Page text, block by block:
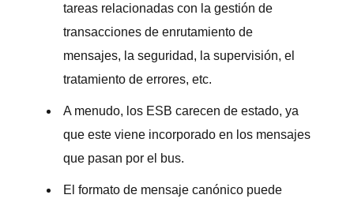
tareas relacionadas con la gestión de
transacciones de enrutamiento de
mensajes, la seguridad, la supervisión, el
tratamiento de errores, etc.
A menudo, los ESB carecen de estado, ya
que este viene incorporado en los mensajes
que pasan por el bus.
El formato de mensaje canónico puede